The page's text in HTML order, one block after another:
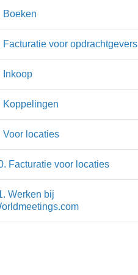
Boeken
Facturatie voor opdrachtgevers
Inkoop
Koppelingen
Voor locaties
Facturatie voor locaties
Werken bij